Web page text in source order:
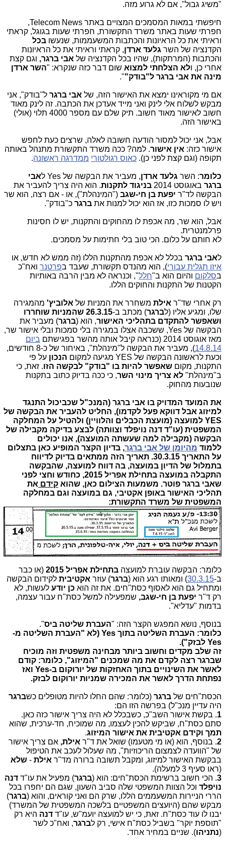
"משיג גבול", אם לא גרוע מזה.
חיפשתי במאות המסמכים המצויים באתר Telecom News,
חפרתי שעות באתר משרד התקשורת, חפרתי שעות בגוגל, קראתי
וראיתי את כל הראיונות והכתבות המשעממות, שנעשו בכל
הקדנציה של השר גלעד ארדן, קראתי וראיתי את כל הראיונות
והכתבות (המרתקות), שהיו בכל הקדנציה של אבי ברגר, וגם קצת
אחרי כן, ולא הצלחתי למצוא שום דבר כזה שנקרא: "השר ארדן
מינה את אבי ברגר ל"בודק"".
אם מי מקוראינו ימצא את האישור הזה, של אבי ברגר ל"בודק", אני
מבקש לשלוח אלי לינק ואני מייד אעדכן את הכתבה. זה לינק מאוד
חשוב לאישור מאוד חשוב. תיק שלם עם מספר 4000 תלוי (אולי)
באישור הזה.
אבל, אני יכול למסור הודעה חשובה לאלה, שרצים כעת לחפש
אישור כזה: אין אישור. למה? ככה משרד התקשורת מתנהל באותה
תקופה (וגם קצת לפני כן). כאוס רגולטורי ממדרגה ראשונה.
כלומר: השר גלעד ארדן, מעביר את הבקשה של Yes ל
אבי
ברגר באוגוסט 2014 בניגוד לתקנות. הוא היה צריך להעביר את
הבקשה לד"ר יפעת בן חי-שגב ("המינהלת"), או - אם רצה, הוא שר
ויש לו סמכות כזו, אז הוא יכול למנות את ברגר כ"בודק".
אבל, הוא שר, מה אכפת לו מהחוקים והתקנות, יש לו חסינות
פרלמנטרית.
לא חותם על כלום. הכי טוב בלי חתימות על מסמכים.
לאבי ברגר בכלל לא אכפת מהתקנות הללו (זה ממש לא חדש, או
איזו תגלית עבורי), הוא מהנדס תקשורת, שעבד בפרטנר ואח"כ
בסלקום והיום הוא ב"חלל", וכנראה לא מבין הרבה באותיות
הקטנות של התקנות והחוקים הללו.
רק אחרי שד"ר אילת משחרר את המניות של אלוביץ' מהמגירה
שלו, ומגיע אליו (לברגר) מכתב ב-
26.3.15 שהמניות שוחררו
ושאפשר להתקדם בתהליכי האישור, הוא (ברגר) מעביר את
הבקשה של Yes, ששכבה אצלו במגירה בלי סמכות ובלי אישור שר,
מאז אוגוסט 2014 (כנראה קיבל אותה מהשר בפגישתם
ביום
14.8.14
), מעביר את הבקשה ל"מינהלת", באיחור של כ-8 חודשים,
וכעת לראשונה הבקשה של YES מגיעה למקום
הנכון על פי
התקנות, מקום שאפשר להיות בו "בודק" לבקשה הזו. זאת, כי
ב"מינהלת" לא צריך מינוי השר, כי ככה בדיוק כתוב בתקנות
שנובעות מהחוק.
את המועד המדויק בו אבי ברגר (המנכ"ל שכביכול התנגד
למיזוג אבל דווקא פעל לקדמו), החליט להעביר את הבקשה של
YES למועצה (מועצת הכבלים והלוויין) ולהטיל על המחלקה
המשפטית (עו"ד דנה נויפלד וצוותה) לבצע בדיקה מקבילה של
הבקשה (מקבילה למה שעשתה המועצה), אנו יכולים
ללמוד מהיומן של אבי ברגר, בדיון הקצר המופיע כאן בתצלום
על התאריך 30.3.15. תאריך הזה ממתאים בדיוק לדיווח
בתמלול של הדיון במועצה, בה דווח למועצה, שהבקשה
התקבלה במועצה בתחילת אפריל 2015, כחודש וחצי לפני
שאבי ברגר פוטר. משמעות הצילום כאן, שהוא קידם את
תהליכי האישור באופן אקטיבי, גם במועצה וגם במחלקה
המשפטית של משרד התקשורת:
כלומר: הבקשה עוברת למועצה בתחילת אפריל 2015
(או כבר
ב-30.3.15) ומאותו רגע הוא (ברגר) עוזר אקטיבית לקידום הבקשה
ומתחיל גם הוא לאסוף כסת"חים. את זה הוא כן יודע לעשות, לא
רק ד"ר יפעת בן חי-שגב, שמפעילה למשל כסת"ח עבור עצמה,
בדמות "עדליא".
בנוסף, נושא המפגש הקצר הזה: "העברת שליטה ביס".
כלומר: העברת השליטה בתוך Yes
(לא "העברת השליטה מ-
Yes לבזק").
זה שלב מקדים וחשוב ביותר מבחינה משפטית וזה מוכיח
שברגר רצה לקדם את מה שמכנים "המיזוג", כלומר: קודם
לאשר את השינויים בתוך האחזקות של יורוקום ב-Yes ואז
נפתחת הדרך לאשר את המכירה שמניות יורוקום לבזק.
הכסת"חים של ברגר (כלומר: שהם החלו להיות מטופלים כשברגר
היה עדיין מנכ"ל) בפרשה הזו הם:
1. בקשת אישור השב"כ, כשבכלל לא היה צריך אישור כזה כאן.
סתם כסת"ח, שביקש להכין לעצמו, מה שמוכיח, חד-ערכית, שהוא
תמך וקידם אקטיבית את אישור המיזוג.
2. בנוסף, הוא (או מי מטעמו) שואל את ד"ר אילת, אם צריך אישור
של "הוועדה לצמצום הריכוזיות", מה שעלול לעכב את הטיפול
בבקשת האישור למיזוג, ומקבל תשובה ברורה מד"ר אילת - שלא
(ראו סעיף 3 למעלה).
3. הכי חשוב ברשימת הכסת"חים: הוא (ברגר) מפעיל את עו"ד דנה
נויפלד וכל הצוות המשפטי שלה סביב השעון, שגם הם יחפרו בכל
הררי הניירות המשעממים הללו, שרק הם ואני קוראים, והוא (ברגר)
מבקש שהם (היועצים המשפטיים בלשכה המשפטית של המשרד)
יבנו לו עוד כסת"ח. זאת, כי יש למועצה יועמ"ש, עו"ד דנה היא רק
"תוספת יוקר" בשביל כסת"ח אישי, רק לברגר, ואח"כ לשר
(נתניהו). שניים במחיר אחד.